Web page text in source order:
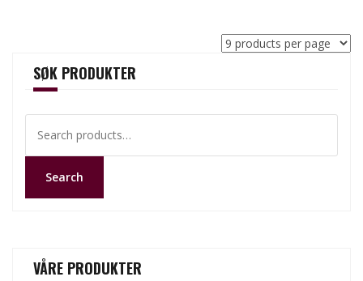
SØK PRODUKTER
for:
Search
VÅRE PRODUKTER